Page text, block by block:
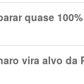
quase
vira alvo da